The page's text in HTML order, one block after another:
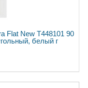
Flat New T448101 90
белый г